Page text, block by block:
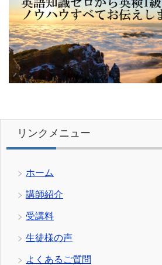
リンクメニュー
ホーム
講師紹介
受講料
生徒様の声
よくあるご質問